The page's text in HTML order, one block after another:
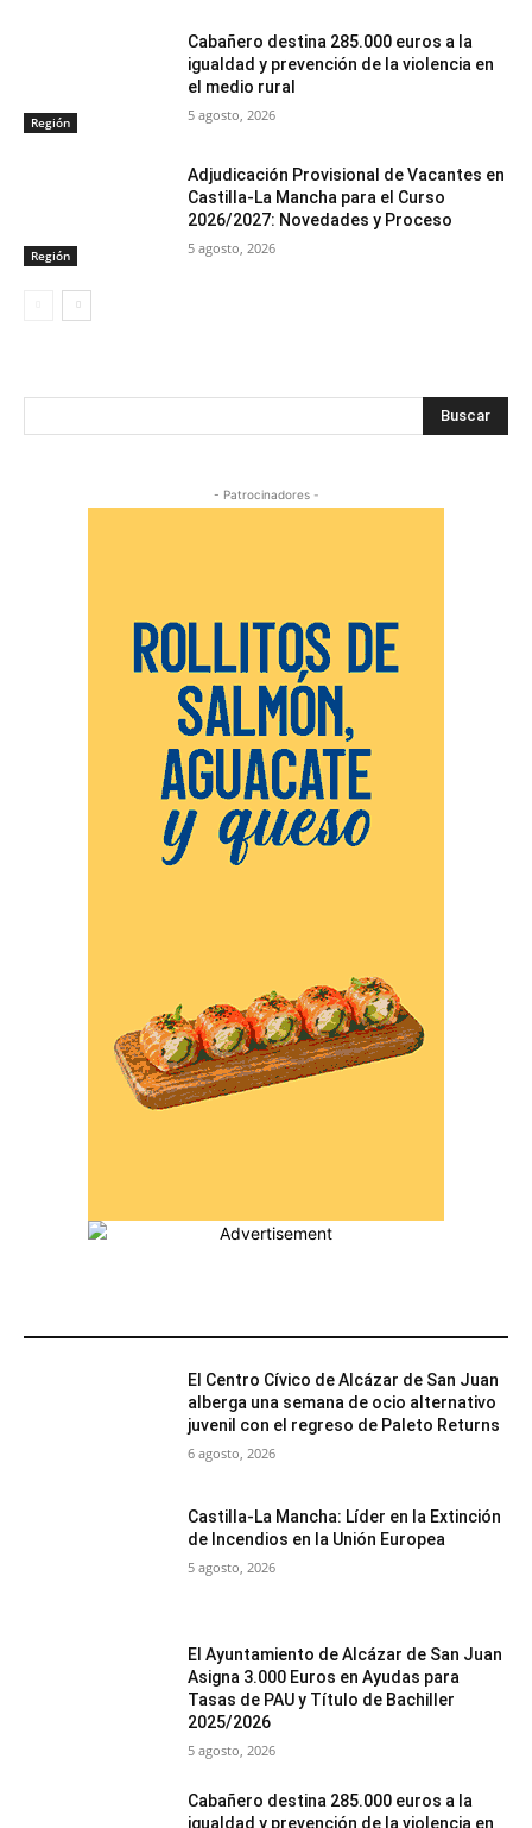
Región
Cabañero destina 285.000 euros a la
igualdad y prevención de la violencia en
el medio rural
5 agosto, 2026
Región
Adjudicación Provisional de Vacantes en
Castilla-La Mancha para el Curso
2026/2027: Novedades y Proceso
5 agosto, 2026
Buscar
- Patrocinadores -
El Centro Cívico de Alcázar de San Juan
alberga una semana de ocio alternativo
juvenil con el regreso de Paleto Returns
6 agosto, 2026
Castilla-La Mancha: Líder en la Extinción
de Incendios en la Unión Europea
5 agosto, 2026
El Ayuntamiento de Alcázar de San Juan
Asigna 3.000 Euros en Ayudas para
Tasas de PAU y Título de Bachiller
2025/2026
5 agosto, 2026
Cabañero destina 285.000 euros a la
igualdad y prevención de la violencia en